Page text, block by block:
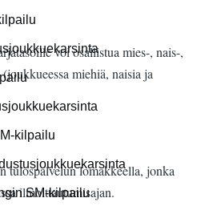
kilpailu
SM-kilpailu
voi osallistua mies-, nais-,
miehiä, naisia ja
tulospalvelun lomakkeella, jonka
ilmoittautumisajan.